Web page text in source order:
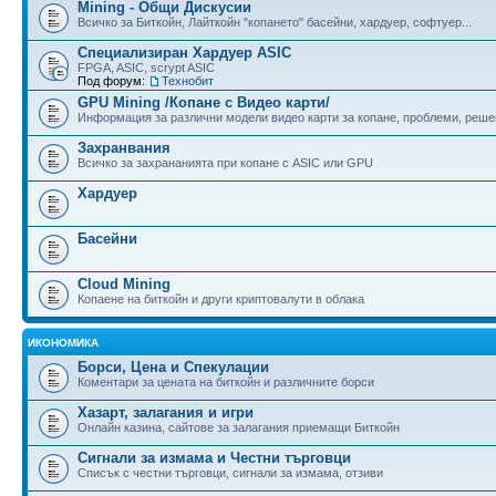
Mining - Общи Дискусии
Всичко за Биткойн, Лайткойн "копането" басейни, хардуер, софтуер...
Специализиран Хардуер ASIC
FPGA, ASIC, scrypt ASIC
Под форум:
Технобит
GPU Mining /Копане с Видео карти/
Информация за различни модели видео карти за копане, проблеми,
Захранвания
Всичко за захрананията при копане с ASIC или GPU
Хардуер
Басейни
Cloud Mining
Копаене на биткойн и други криптовалути в облака
ИКОНОМИКА
Борси, Цена и Спекулации
Коментари за цената на биткойн и различните борси
Хазарт, залагания и игри
Онлайн казина, сайтове за залагания приемащи Биткойн
Сигнали за измама и Честни търговци
Списък с честни търговци, сигнали за измама, отзиви